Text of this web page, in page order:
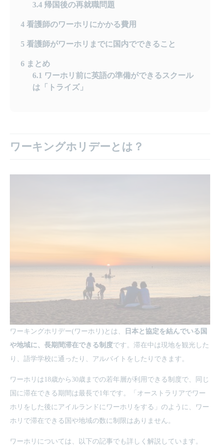
3.4 帰国後の再就職問題
4 看護師のワーホリにかかる費用
5 看護師がワーホリまでに国内でできること
6 まとめ
6.1 ワーホリ前に英語の準備ができるスクール
は「トライズ」
ワーキングホリデーとは？
ワーキングホリデー(ワーホリ)とは、
日本と協定を結んでいる国
や地域に、長期間滞在できる制度です。滞在中は現地を観光した
り、語学学校に通ったり、アルバイトをしたりできます。
ワーホリは18歳から30歳までの若年層が利用できる制度で、同じ
国に滞在できる期間は最長で1年です。「オーストラリアでワー
ホリをした後にアイルランドにワーホリをする」のように、ワー
ホリで滞在できる国や地域の数に制限はありません。
ワーホリについては、以下の記事でも詳しく解説しています。